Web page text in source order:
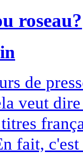
roseau?
de
veut
fait,